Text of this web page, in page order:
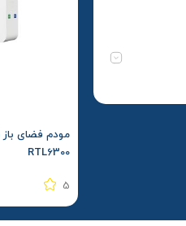
RTL6300
5